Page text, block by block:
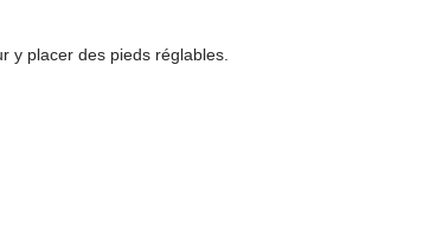
y placer des pieds réglables.